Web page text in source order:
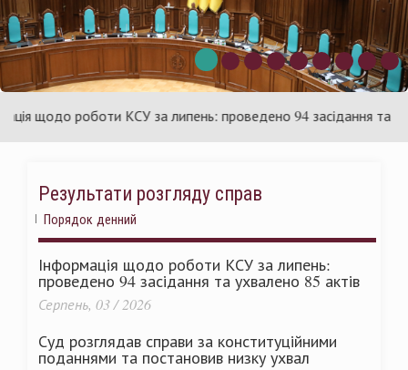
щодо роботи КСУ за липень: проведено 94 засідання та
Результати розгляду справ
Порядок денний
Інформація щодо роботи КСУ за липень:
проведено 94 засідання та ухвалено 85 актів
Серпень, 03 / 2026
Суд розглядав справи за конституційними
поданнями та постановив низку ухвал